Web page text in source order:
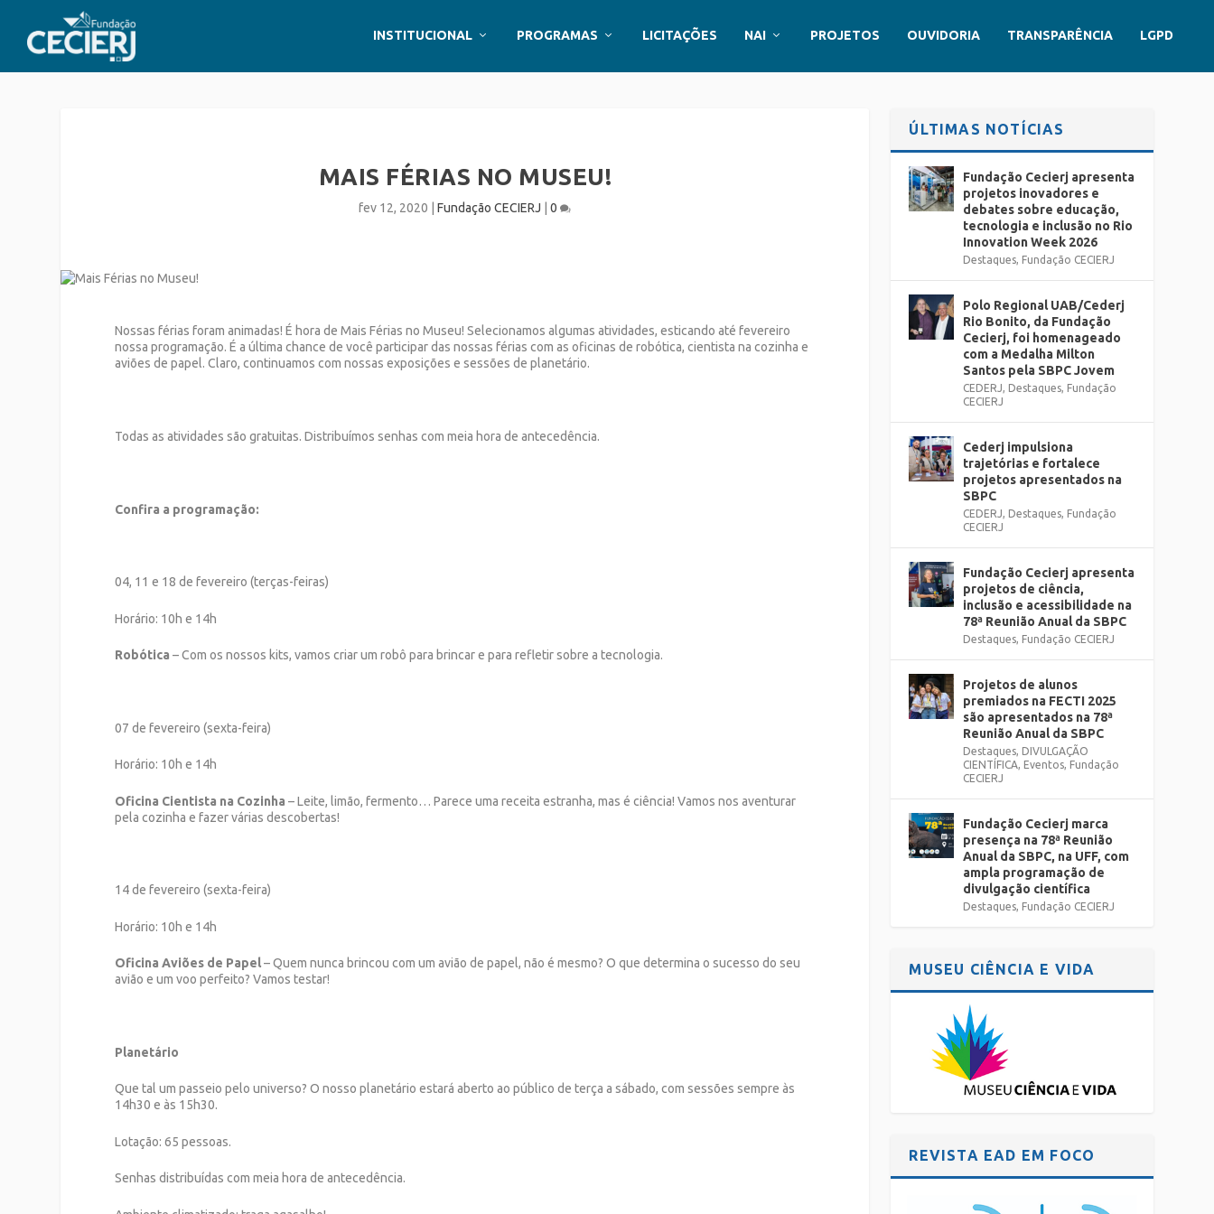
INSTITUCIONAL PROGRAMAS LICITAÇÕES NAI PROJETOS OUVIDORIA TRANSPARÊNCIA LGPD
MAIS FÉRIAS NO MUSEU!
fev 12, 2020 |Fundação CECIERJ |0
Nossas férias foram animadas! É hora de Mais Férias no Museu! Selecionamos algumas atividades, esticando até fevereiro
nossa programação. É a última chance de você participar das nossas férias com as oficinas de robótica, cientista na cozinha e
aviões de papel. Claro, continuamos com nossas exposições e sessões de planetário.
Todas as atividades são gratuitas. Distribuímos senhas com meia hora de antecedência.
Confira a programação:
04, 11 e 18 de fevereiro (terças-feiras)
Horário: 10h e 14h
Robótica – Com os nossos kits, vamos criar um robô para brincar e para refletir sobre a tecnologia.
07 de fevereiro (sexta-feira)
Horário: 10h e 14h
Oficina Cientista na Cozinha – Leite, limão, fermento… Parece uma receita estranha, mas é ciência! Vamos nos aventurar
pela cozinha e fazer várias descobertas!
14 de fevereiro (sexta-feira)
Horário: 10h e 14h
Oficina Aviões de Papel– Quem nunca brincou com um avião de papel, não é mesmo? O que determina o sucesso do seu
avião e um voo perfeito? Vamos testar!
Planetário
Que tal um passeio pelo universo? O nosso planetário estará aberto ao público de terça a sábado, com sessões sempre às
14h30 e às 15h30.
Lotação: 65 pessoas.
Senhas distribuídas com meia hora de antecedência.
ÚLTIMAS NOTÍCIAS
Fundação Cecierj apresenta
projetos inovadores e
debates sobre educação,
tecnologia e inclusão no Rio
Innovation Week 2026
Destaques, Fundação CECIERJ
Polo Regional UAB/Cederj
Rio Bonito, da Fundação
Cecierj, foi homenageado
com a Medalha Milton
Santos pela SBPC Jovem
CEDERJ, Destaques, Fundação
CECIERJ
Cederj impulsiona
trajetórias e fortalece
projetos apresentados na
SBPC
CEDERJ, Destaques, Fundação
CECIERJ
Fundação Cecierj apresenta
projetos de ciência,
inclusão e acessibilidade na
78ª Reunião Anual da SBPC
Destaques, Fundação CECIERJ
Projetos de alunos
premiados na FECTI 2025
são apresentados na 78ª
Reunião Anual da SBPC
Destaques, DIVULGAÇÃO
CIENTÍFICA, Eventos, Fundação
CECIERJ
Fundação Cecierj marca
presença na 78ª Reunião
Anual da SBPC, na UFF, com
ampla programação de
divulgação científica
Destaques, Fundação CECIERJ
MUSEU CIÊNCIA E VIDA
REVISTA EAD EM FOCO